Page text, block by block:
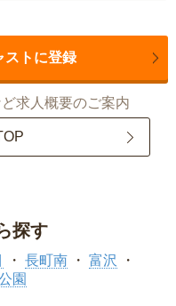
ストに登録
求人概要のご案内
探す
長町南
富沢
園